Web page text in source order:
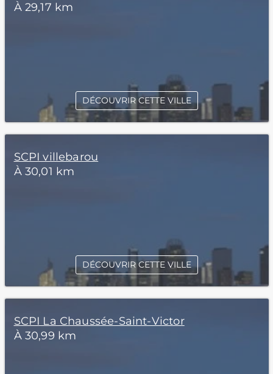
À 29,17 km
DÉCOUVRIR CETTE VILLE
SCPI villebarou
À 30,01 km
DÉCOUVRIR CETTE VILLE
SCPI La Chaussée-Saint-Victor
À 30,99 km